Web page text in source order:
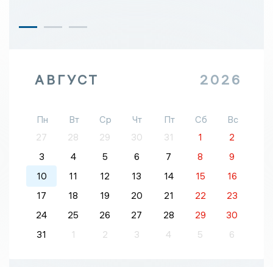
АВГУСТ 2026
Пн Вт Ср Чт Пт Сб
Вс
27
28 29 30 31 1
2
3
4 5 6 7 8
9
10
11 12 13 14 15
16
17
18 19 20 21 22
23
24
25 26 27 28 29
30
31
1 2 3 4 5 6